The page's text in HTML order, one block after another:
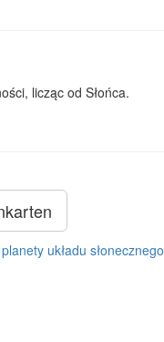
licząc od Słońca.
planety układu słonecznego